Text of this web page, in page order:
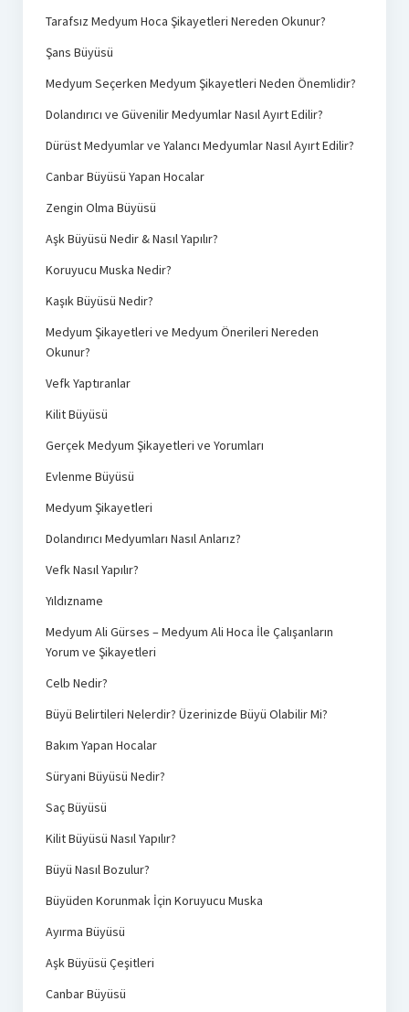
Tarafsız Medyum Hoca Şikayetleri Nereden Okunur?
Şans Büyüsü
Medyum Seçerken Medyum Şikayetleri Neden Önemlidir?
Dolandırıcı ve Güvenilir Medyumlar Nasıl Ayırt Edilir?
Dürüst Medyumlar ve Yalancı Medyumlar Nasıl Ayırt Edilir?
Canbar Büyüsü Yapan Hocalar
Zengin Olma Büyüsü
Aşk Büyüsü Nedir & Nasıl Yapılır?
Koruyucu Muska Nedir?
Kaşık Büyüsü Nedir?
Medyum Şikayetleri ve Medyum Önerileri Nereden
Okunur?
Vefk Yaptıranlar
Kilit Büyüsü
Gerçek Medyum Şikayetleri ve Yorumları
Evlenme Büyüsü
Medyum Şikayetleri
Dolandırıcı Medyumları Nasıl Anlarız?
Vefk Nasıl Yapılır?
Yıldızname
Medyum Ali Gürses – Medyum Ali Hoca İle Çalışanların
Yorum ve Şikayetleri
Celb Nedir?
Büyü Belirtileri Nelerdir? Üzerinizde Büyü Olabilir Mi?
Bakım Yapan Hocalar
Süryani Büyüsü Nedir?
Saç Büyüsü
Kilit Büyüsü Nasıl Yapılır?
Büyü Nasıl Bozulur?
Büyüden Korunmak İçin Koruyucu Muska
Ayırma Büyüsü
Aşk Büyüsü Çeşitleri
Canbar Büyüsü